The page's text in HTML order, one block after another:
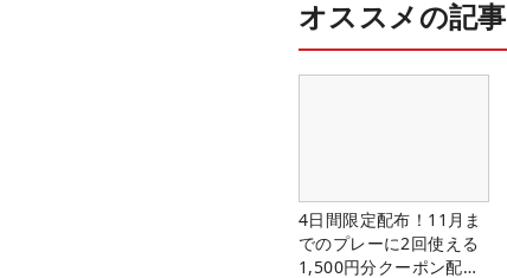
オススメの記事
4日間限定配布！11月ま
でのプレーに2回使える
1,500円分クーポン配布